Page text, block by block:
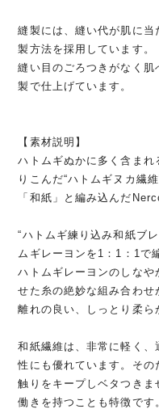
縫製には、縫い代が肌に当
製方法を採用しています。
縫い目のごろつきがなく
製で仕上げています。
【素材説明】
ハトムギぬかに多く含ま
りこんだ“ハトムギヌカ繊
「和紙」と編み込んだ
“ハトムギ練り込み和紙ブ
ムギレーヨンを1：1：1で
ハトムギレーヨンのしな
せた糸の絶妙な組み合わ
離れの良い、しっとり柔ら
和紙繊維は、非常に軽く
性にも優れています。そ
触りをキープしベタつき
働きを持つことも特徴です